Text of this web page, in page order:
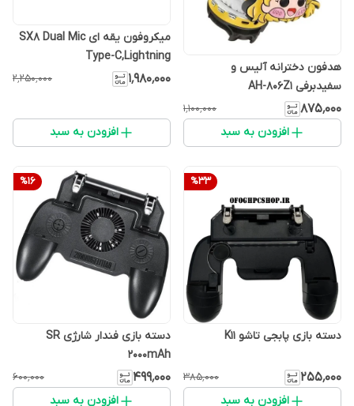
هدفون دخترانه آلیس و
سفیدبرفی AH-806Z1
۸۷۵٬۰۰۰ ۱٬۱۰۰٬۰۰۰
افزودن به سبد
میکروفون یقه ای SX8 Dual Mic
Type-C,Lightning
۱٬۹۸۰٬۰۰۰ ۲٬۲۵۰٬۰۰۰
افزودن به سبد
%33
دسته بازی پابجی تاشو K11
۲۵۵٬۰۰۰ ۳۸۵٬۰۰۰
افزودن به سبد
%16
دسته بازی فندار شارژی SR
2000mAh
۴۹۹٬۰۰۰ ۶۰۰٬۰۰۰
افزودن به سبد